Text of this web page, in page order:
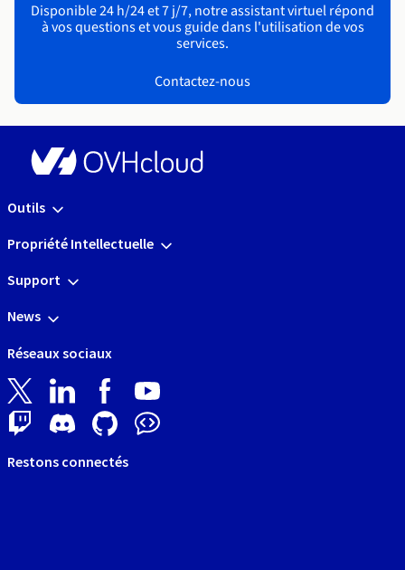
Disponible 24 h/24 et 7 j/7, notre assistant virtuel répond
à vos questions et vous guide dans l'utilisation de vos
services.
Contactez-nous
Outils
Propriété Intellectuelle
Support
News
Réseaux sociaux
Restons connectés